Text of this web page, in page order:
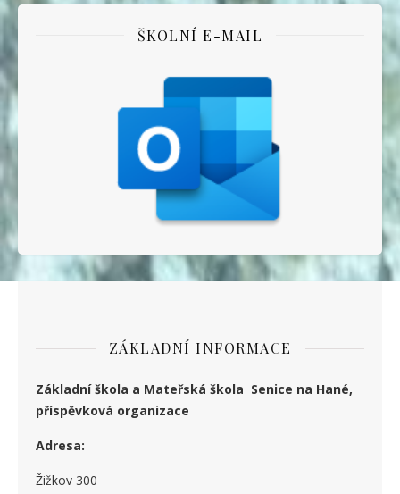
ŠKOLNÍ E-MAIL
ZÁKLADNÍ INFORMACE
Základní škola a Mateřská škola Senice na Hané,
příspěvková organizace
Adresa:
Žižkov 300